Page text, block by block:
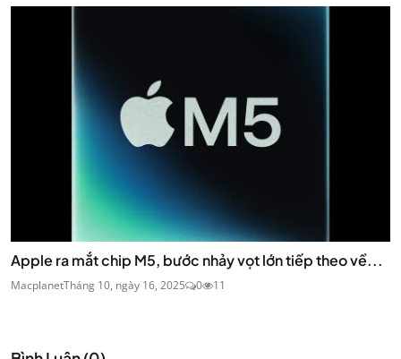
Apple ra mắt chip M5, bước nhảy vọt lớn tiếp theo về...
MacplanetTháng 10, ngày 16, 2025 0 11